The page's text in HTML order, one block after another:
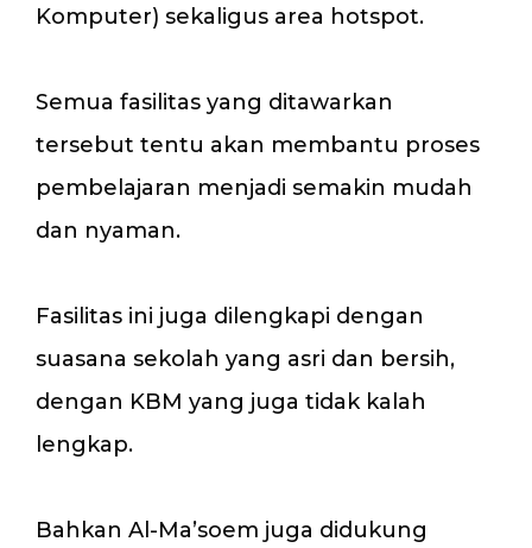
Komputer) sekaligus area hotspot.
Semua fasilitas yang ditawarkan
tersebut tentu akan membantu proses
pembelajaran menjadi semakin mudah
dan nyaman.
Fasilitas ini juga dilengkapi dengan
suasana sekolah yang asri dan bersih,
dengan KBM yang juga tidak kalah
lengkap.
Bahkan Al-Ma’soem juga didukung